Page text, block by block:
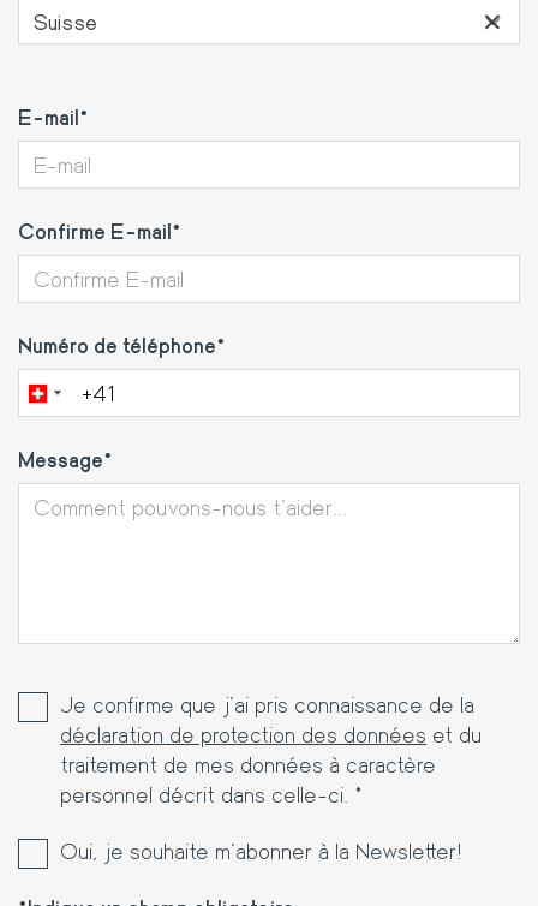
×
Suisse
mail
E-mail
Confirme E-mail
Numéro de téléphone
Message
Je confirme que j’ai pris connaissance de la
déclaration de protection des données et du
traitement de mes données à caractère
personnel décrit dans celle-ci. *
Oui, je souhaite m'abonner à la Newsletter!